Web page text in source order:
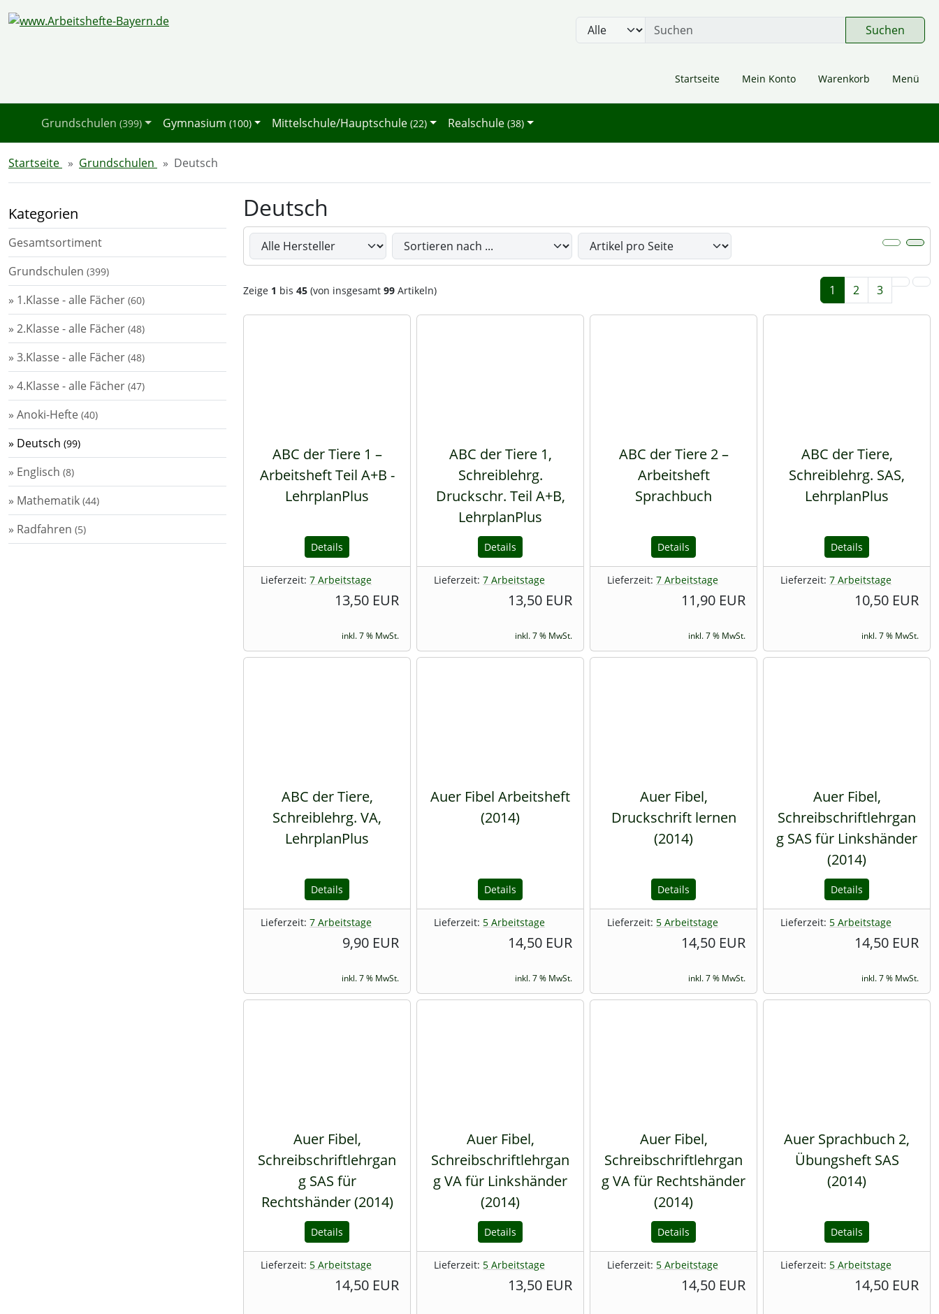
Sprungnavigation
Springe zum Inhalt Springe zur Navigation
Springe zu den allgemeinen Informationen
Suchen
Startseite Mein Konto Warenkorb Menü
Grundschulen (399) Gymnasium (100) Mittelschule/Hauptschule (22) Realschule (38)
Startseite Grundschulen Deutsch
Kategorien
Gesamtsortiment
Grundschulen (399)
» 1.Klasse - alle Fächer (60)
» 2.Klasse - alle Fächer (48)
» 3.Klasse - alle Fächer (48)
» 4.Klasse - alle Fächer (47)
» Anoki-Hefte (40)
» Deutsch (99)
» Englisch (8)
» Mathematik (44)
» Radfahren (5)
Deutsch
Hier können Sie die nachfolgenden Artikel umsortieren und zwischen einer Box- oder Listenansicht wählen.
Zeige 1 bis 45 (von insgesamt 99 Artikeln) 1 2 3
ABC der Tiere 1 –
Arbeitsheft Teil A+B -
LehrplanPlus
Details
Lieferzeit: 7 Arbeitstage
13,50 EUR
inkl. 7 % MwSt.
ABC der Tiere 1,
Schreiblehrg.
Druckschr. Teil A+B,
LehrplanPlus
Details
Lieferzeit: 7 Arbeitstage
13,50 EUR
inkl. 7 % MwSt.
ABC der Tiere 2 –
Arbeitsheft
Sprachbuch
Details
Lieferzeit: 7 Arbeitstage
11,90 EUR
inkl. 7 % MwSt.
ABC der Tiere,
Schreiblehrg. SAS,
LehrplanPlus
Details
Lieferzeit: 7 Arbeitstage
10,50 EUR
inkl. 7 % MwSt.
ABC der Tiere,
Schreiblehrg. VA,
LehrplanPlus
Details
Lieferzeit: 7 Arbeitstage
9,90 EUR
inkl. 7 % MwSt.
Auer Fibel Arbeitsheft
(2014)
Details
Lieferzeit: 5 Arbeitstage
14,50 EUR
inkl. 7 % MwSt.
Auer Fibel,
Druckschrift lernen
(2014)
Details
Lieferzeit: 5 Arbeitstage
14,50 EUR
inkl. 7 % MwSt.
Auer Fibel,
Schreibschriftlehrgan
g SAS für Linkshänder
(2014)
Details
Lieferzeit: 5 Arbeitstage
14,50 EUR
inkl. 7 % MwSt.
Auer Fibel,
Schreibschriftlehrgan
g SAS für
Rechtshänder (2014)
Details
Lieferzeit: 5 Arbeitstage
14,50 EUR
Auer Fibel,
Schreibschriftlehrgan
g VA für Linkshänder
(2014)
Details
Lieferzeit: 5 Arbeitstage
13,50 EUR
Auer Fibel,
Schreibschriftlehrgan
g VA für Rechtshänder
(2014)
Details
Lieferzeit: 5 Arbeitstage
14,50 EUR
Auer Sprachbuch 2,
Übungsheft SAS
(2014)
Details
Lieferzeit: 5 Arbeitstage
14,50 EUR